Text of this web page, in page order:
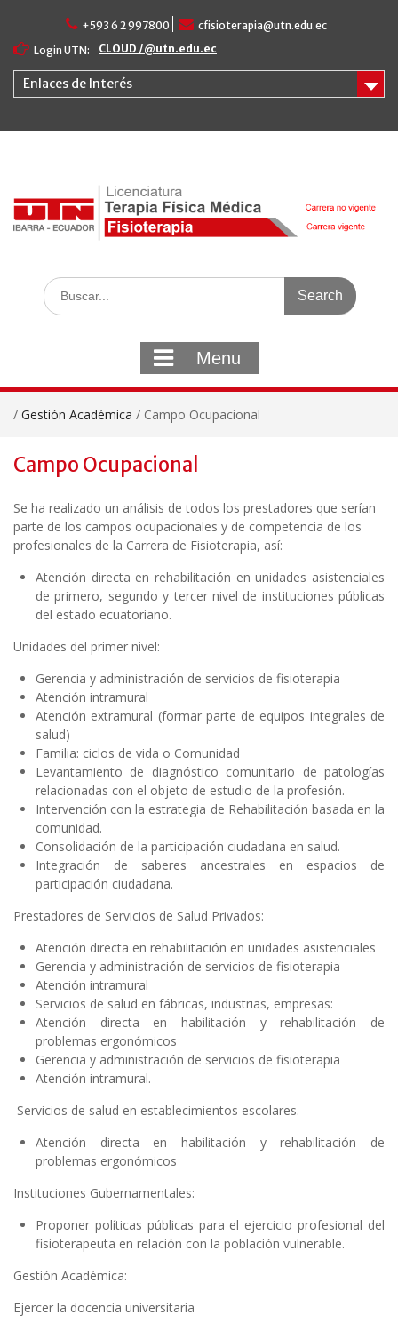
content
+593 6 2 997800
cfisioterapia@utn.edu.ec
Login UTN:
CLOUD /@utn.edu.ec
Enlaces de Interés
Search
for:
Menu
/ Gestión Académica / Campo Ocupacional
Campo Ocupacional
Se ha realizado un análisis de todos los prestadores que serían
parte de los campos ocupacionales y de competencia de los
profesionales de la Carrera de Fisioterapia, así:
Atención directa en rehabilitación en unidades asistenciales
de primero, segundo y tercer nivel de instituciones públicas
del estado ecuatoriano.
Unidades del primer nivel:
Gerencia y administración de servicios de fisioterapia
Atención intramural
Atención extramural (formar parte de equipos integrales de
salud)
Familia: ciclos de vida o Comunidad
Levantamiento de diagnóstico comunitario de patologías
relacionadas con el objeto de estudio de la profesión.
Intervención con la estrategia de Rehabilitación basada en la
comunidad.
Consolidación de la participación ciudadana en salud.
Integración de saberes ancestrales en espacios de
participación ciudadana.
Prestadores de Servicios de Salud Privados:
Atención directa en rehabilitación en unidades asistenciales
Gerencia y administración de servicios de fisioterapia
Atención intramural
Servicios de salud en fábricas, industrias, empresas:
Atención directa en habilitación y rehabilitación de
problemas ergonómicos
Gerencia y administración de servicios de fisioterapia
Atención intramural.
Servicios de salud en establecimientos escolares.
Atención directa en habilitación y rehabilitación de
problemas ergonómicos
Instituciones Gubernamentales:
Proponer políticas públicas para el ejercicio profesional del
fisioterapeuta en relación con la población vulnerable.
Gestión Académica:
Ejercer la docencia universitaria